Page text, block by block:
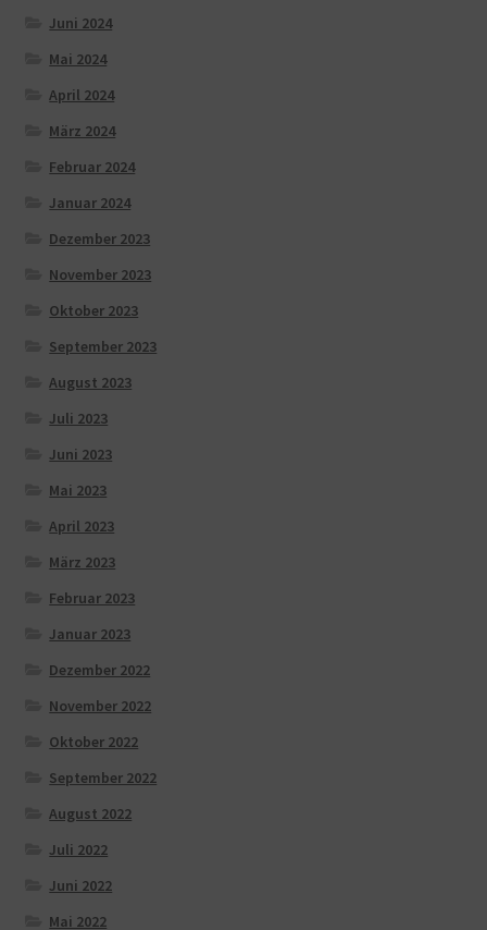
Juni 2024
Mai 2024
April 2024
März 2024
Februar 2024
Januar 2024
Dezember 2023
November 2023
Oktober 2023
September 2023
August 2023
Juli 2023
Juni 2023
Mai 2023
April 2023
März 2023
Februar 2023
Januar 2023
Dezember 2022
November 2022
Oktober 2022
September 2022
August 2022
Juli 2022
Juni 2022
Mai 2022